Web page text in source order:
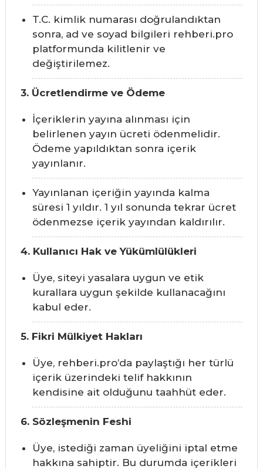
T.C. kimlik numarası doğrulandıktan
sonra, ad ve soyad bilgileri rehberi.pro
platformunda kilitlenir ve
değiştirilemez.
3. Ücretlendirme ve Ödeme
İçeriklerin yayına alınması için
belirlenen yayın ücreti ödenmelidir.
Ödeme yapıldıktan sonra içerik
yayınlanır.
Yayınlanan içeriğin yayında kalma
süresi 1 yıldır. 1 yıl sonunda tekrar ücret
ödenmezse içerik yayından kaldırılır.
4. Kullanıcı Hak ve Yükümlülükleri
Üye, siteyi yasalara uygun ve etik
kurallara uygun şekilde kullanacağını
kabul eder.
5. Fikri Mülkiyet Hakları
Üye, rehberi.pro’da paylaştığı her türlü
içerik üzerindeki telif hakkının
kendisine ait olduğunu taahhüt eder.
6. Sözleşmenin Feshi
Üye, istediği zaman üyeliğini iptal etme
hakkına sahiptir. Bu durumda içerikleri